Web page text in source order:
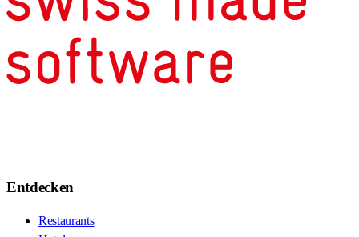
Entdecken
Restaurants